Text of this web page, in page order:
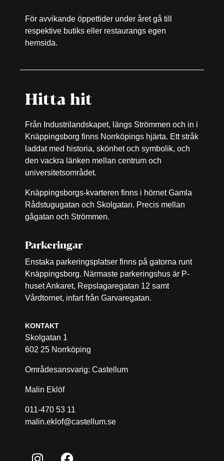
För avvikande öppettider under året gå till
respektive butiks eller restaurangs egen
hemsida.
Hitta hit
Från Industrilandskapet, längs Strömmen och in i
Knäppingsborg finns Norrköpings hjärta. Ett stråk
laddat med historia, skönhet och symbolik, och
den vackra länken mellan centrum och
universitetsområdet.
Knäppingsborgs-kvarteren finns i hörnet Gamla
Rådstugugatan och Skolgatan. Precis mellan
gågatan och Strömmen.
Parkeringar
Enstaka parkeringsplatser finns på gatorna runt
Knäppingsborg. Närmaste parkeringshus är P-
huset Ankaret, Repslagaregatan 12 samt
Vårdtornet, infart från Garvaregatan.
KONTAKT
Skolgatan 1
602 25 Norrköping
Områdesansvarig: Castellum
Malin Eklöf
011-470 53 11
malin.eklof@castellum.se